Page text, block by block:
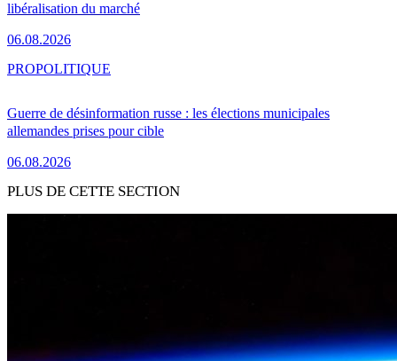
libéralisation du marché
06.08.2026
Guerre de désinformation russe : les élections municipales
allemandes prises pour cible
06.08.2026
PROPOLITIQUE
PLUS DE CETTE SECTION